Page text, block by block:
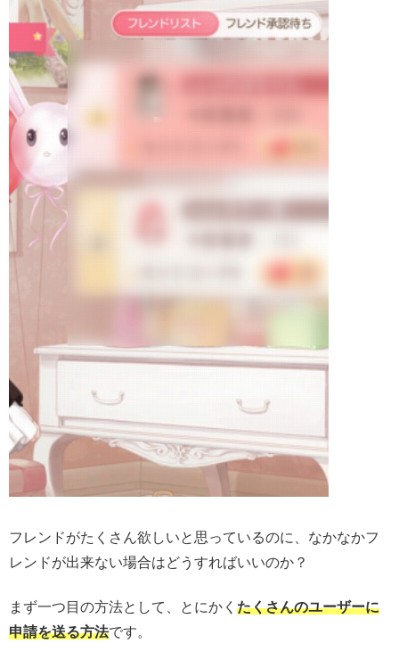
フレンドがたくさん欲しいと思っているのに、なかなかフ
レンドが出来ない場合はどうすればいいのか？
まず一つ目の方法として、とにかく たくさんのユーザーに
申請を送る方法です。